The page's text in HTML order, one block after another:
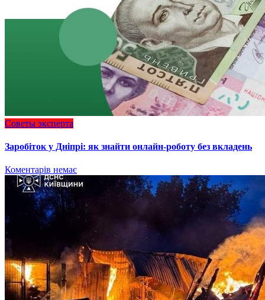
Советы эксперта
Заробіток у Дніпрі: як знайти онлайн-роботу без вкладень
Коментарів немає